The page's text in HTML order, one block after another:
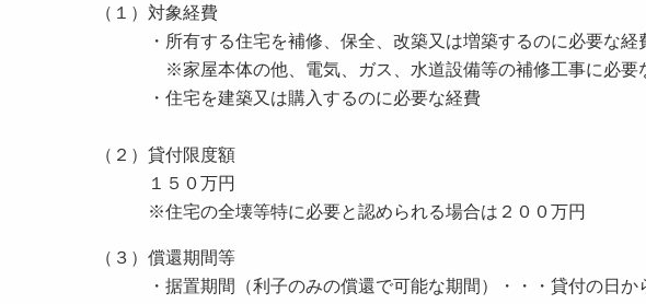
（１）対象経費
・所有する住宅を補修、保全、改築又は増築するのに必要な経
※家屋本体の他、電気、ガス、水道設備等の補修工事に必要
・住宅を建築又は購入するのに必要な経費
（２）貸付限度額
１５０万円
※住宅の全壊等特に必要と認められる場合は２００万円
（３）償還期間等
・据置期間（利子のみの償還で可能な期間）・・・貸付の日か